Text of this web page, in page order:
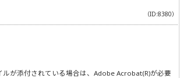
（ID:8380）
が添付されている場合は、Adobe Acrobat(R)が必要